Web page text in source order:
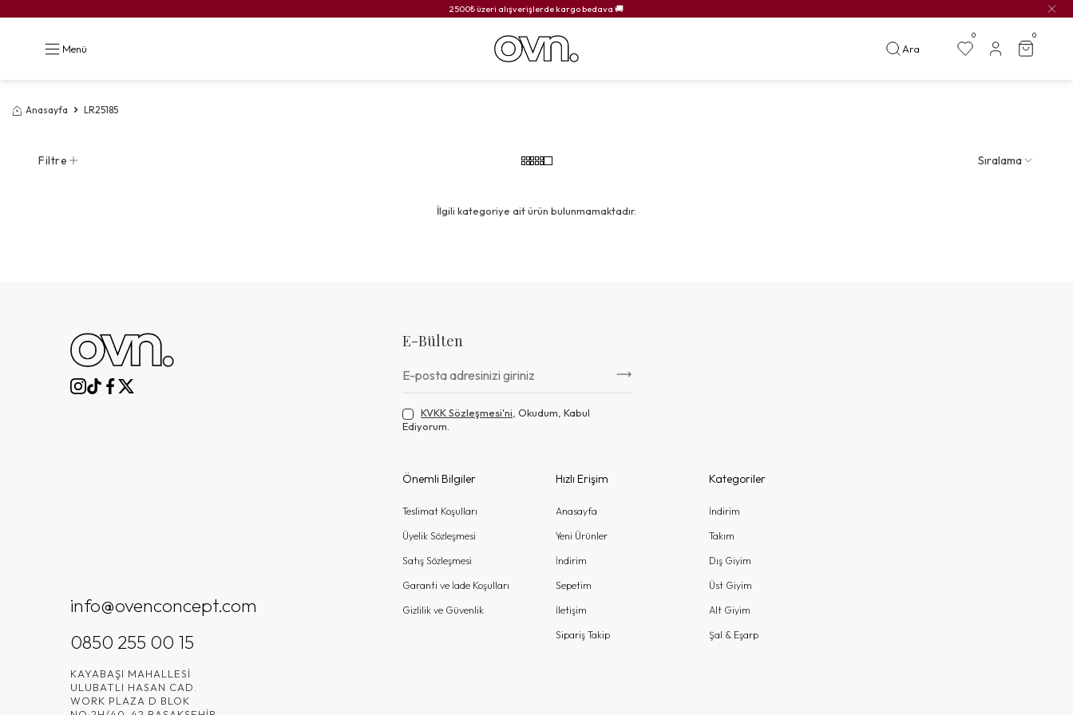
2500₺ üzeri alışverişlerde kargo bedava 🚚
Menü Ara
0 0
Anasayfa LR25185
Filtre Sıralama
İlgili kategoriye ait ürün bulunmamaktadır.
info@ovenconcept.com
0850 255 00 15
KAYABAŞI MAHALLESI
ULUBATLI HASAN CAD.
WORK PLAZA D BLOK
E-Bülten
KVKK Sözleşmesi'ni , Okudum, Kabul
Ediyorum.
Önemli Bilgiler
Teslimat Koşulları
Üyelik Sözleşmesi
Satış Sözleşmesi
Garanti ve İade Koşulları
Gizlilik ve Güvenlik
Hızlı Erişim
Anasayfa
Yeni Ürünler
İndirim
Sepetim
İletişim
Sipariş Takip
Kategoriler
İndirim
Takım
Dış Giyim
Üst Giyim
Alt Giyim
Şal & Eşarp